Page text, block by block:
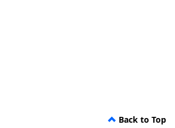
Back to Top